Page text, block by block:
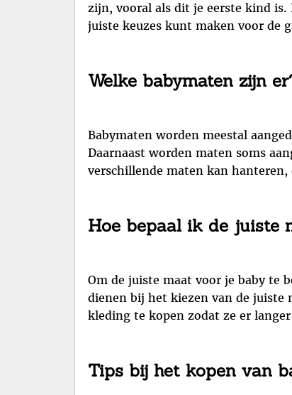
zijn, vooral als dit je eerste kind
juiste keuzes kunt maken voor de
Welke babymaten zijn
Babymaten worden meestal
Daarnaast worden maten soms
verschillende maten kan
Hoe bepaal ik de juiste
Om de juiste maat voor je baby te
dienen bij het kiezen van de juiste
kleding te kopen zodat ze er
Tips bij het kopen van